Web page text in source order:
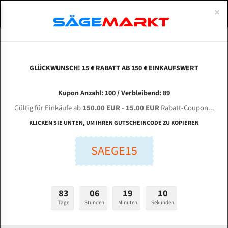
HEZINGER ARG 450 PLUS S.A.F. für 6040 mm Bi-
Metall Bandsägeblätter
Länge (mm):
Stärken + Zahnteilung:
mm
ABOUTS
ENGLISH
Bi-Metall Meterware
Fleischerei Bandsägeblätter
Bandmesser Glatt Meterware
Konvex Meterware
×
GLÜCKWUNSCH! 15 € RABATT AB 150 € EINKAUFSWERT
Kupon Anzahl: 100 / Verbleibend: 89
Gültig für Einkäufe ab150.00 EUR- 15.00 EURRabatt-Coupon...
KLICKEN SIE UNTEN, UM IHREN GUTSCHEINCODE ZU KOPIEREN
SAEGE15
83
Tage
06
Stunden
19
Minuten
09
Sekunden